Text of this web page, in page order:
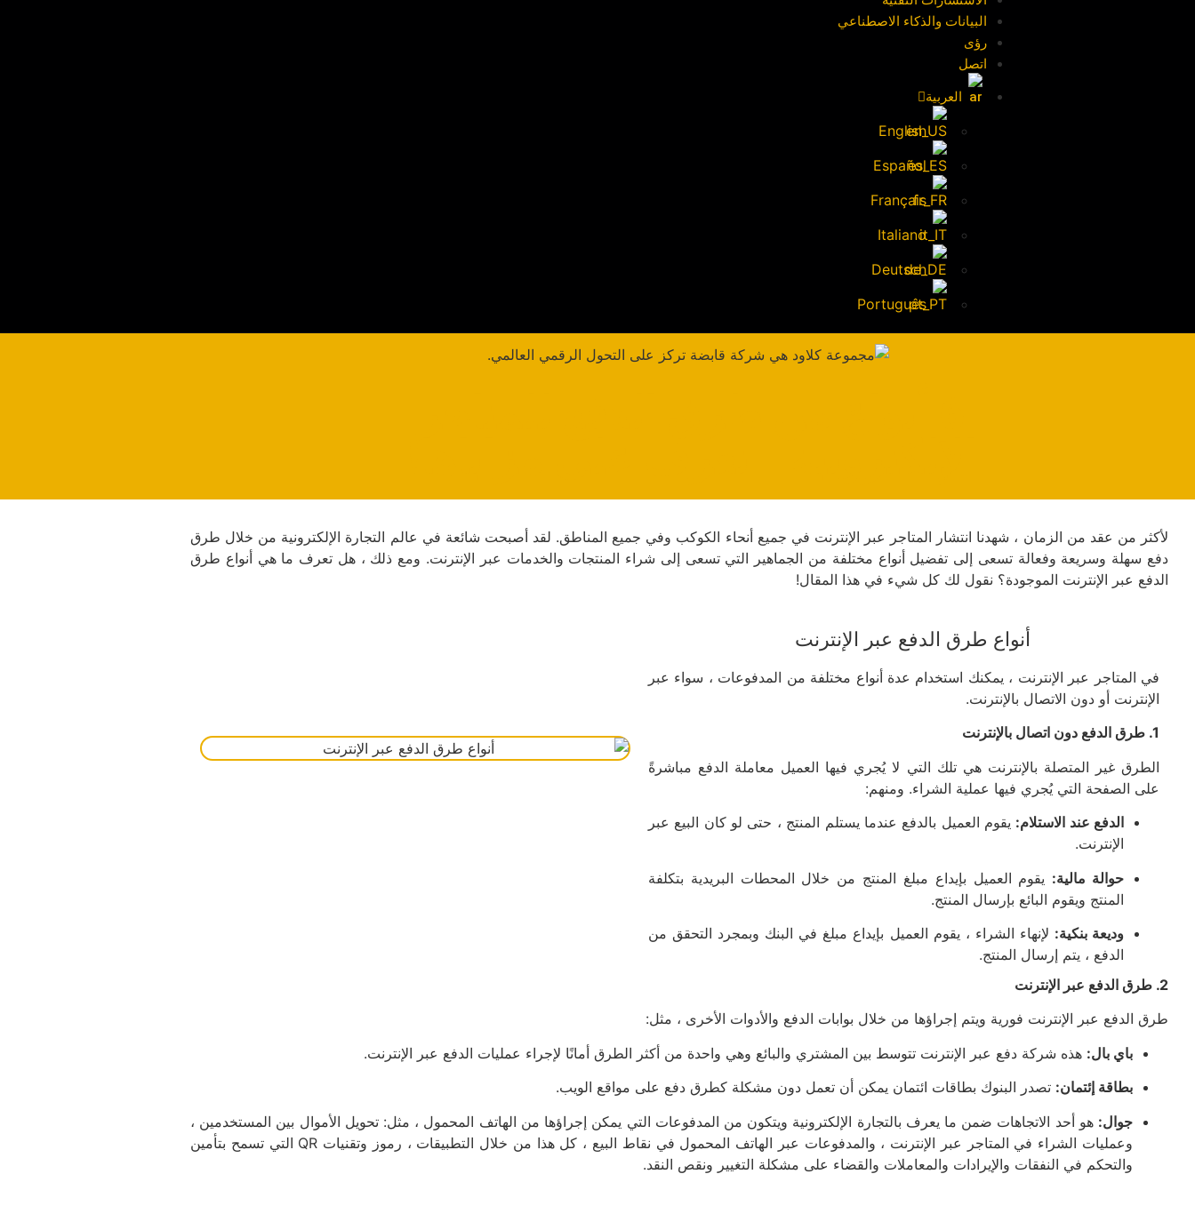
البيانات والذكاء الاصطناعي
رؤى
اتصل
العربية
English
Español
Français
Italiano
Deutsch
Português
لأكثر من عقد من الزمان ، شهدنا انتشار المتاجر عبر الإنترنت في جميع أنحاء الكوكب وفي جميع المناطق. لقد أصبحت شائعة في عالم التجارة الإلكترونية من خلال طرق
دفع سهلة وسريعة وفعالة تسعى إلى تفضيل أنواع مختلفة من الجماهير التي تسعى إلى شراء المنتجات والخدمات عبر الإنترنت. ومع ذلك ، هل تعرف ما هي أنواع طرق
الدفع عبر الإنترنت الموجودة؟ نقول لك كل شيء في هذا المقال!
أنواع طرق الدفع عبر الإنترنت
في المتاجر عبر الإنترنت ، يمكنك استخدام عدة أنواع مختلفة من المدفوعات ، سواء عبر
الإنترنت أو دون الاتصال بالإنترنت.
1. طرق الدفع دون اتصال بالإنترنت
الطرق غير المتصلة بالإنترنت هي تلك التي لا يُجري فيها العميل معاملة الدفع مباشرةً
على الصفحة التي يُجري فيها عملية الشراء. ومنهم:
الدفع عند الاستلام: يقوم العميل بالدفع عندما يستلم المنتج ، حتى لو كان البيع عبر
الإنترنت.
حوالة مالية: يقوم العميل بإيداع مبلغ المنتج من خلال المحطات البريدية بتكلفة
المنتج ويقوم البائع بإرسال المنتج.
وديعة بنكية: لإنهاء الشراء ، يقوم العميل بإيداع مبلغ في البنك وبمجرد التحقق من
الدفع ، يتم إرسال المنتج.
2. طرق الدفع عبر الإنترنت
طرق الدفع عبر الإنترنت فورية ويتم إجراؤها من خلال بوابات الدفع والأدوات الأخرى ، مثل:
باي بال: هذه شركة دفع عبر الإنترنت تتوسط بين المشتري والبائع وهي واحدة من أكثر الطرق أمانًا لإجراء عمليات الدفع عبر الإنترنت.
بطاقة إئتمان: تصدر البنوك بطاقات ائتمان يمكن أن تعمل دون مشكلة كطرق دفع على مواقع الويب.
جوال: هو أحد الاتجاهات ضمن ما يعرف بالتجارة الإلكترونية ويتكون من المدفوعات التي يمكن إجراؤها من الهاتف المحمول ، مثل: تحويل الأموال بين المستخدمين ،
وعمليات الشراء في المتاجر عبر الإنترنت ، والمدفوعات عبر الهاتف المحمول في نقاط البيع ، كل هذا من خلال التطبيقات ، رموز وتقنيات QR التي تسمح بتأمين
والتحكم في النفقات والإيرادات والمعاملات والقضاء على مشكلة التغيير ونقص النقد.